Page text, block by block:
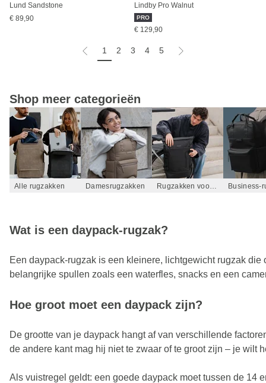
Lund Sandstone
€ 89,90
Lindby Pro Walnut
PRO
€ 129,90
1 2 3 4 5
Shop meer categorieën
Alle rugzakken Damesrugzakken Rugzakken voor heren Business-
Wat is een daypack-rugzak?
Een daypack-rugzak is een kleinere, lichtgewicht rugzak
belangrijke spullen zoals een waterfles, snacks en een
Hoe groot moet een daypack zijn?
De grootte van je daypack hangt af van verschillende
de andere kant mag hij niet te zwaar of te groot zijn – je wilt
Als vuistregel geldt: een goede daypack moet tussen de 14